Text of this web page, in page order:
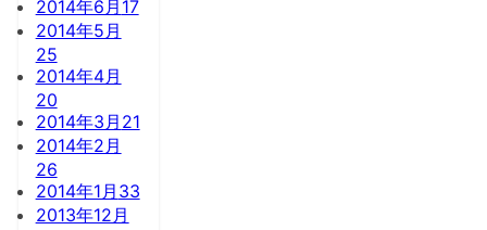
2014年6月 17
2014年5月
25
2014年4月
20
2014年3月 21
2014年2月
26
2014年1月 33
2013年12月